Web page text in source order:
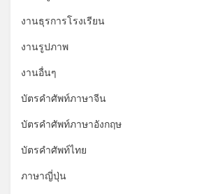
งานธุรการโรงเรียน
งานรูปภาพ
งานอื่นๆ
บัตรคำศัพท์ภาษาจีน
บัตรคำศัพท์ภาษาอังกฤษ
บัตรคำศัพท์ไทย
ภาษาญี่ปุ่น